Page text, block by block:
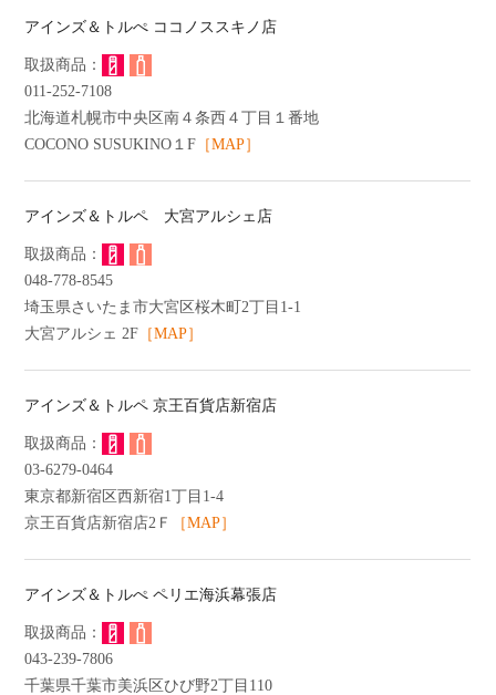
アインズ＆トルぺ ココノススキノ店
011-252-7108
北海道札幌市中央区南４条西４丁目１番地
COCONO SUSUKINO１F ［MAP］
アインズ＆トルペ 大宮アルシェ店
048-778-8545
埼玉県さいたま市大宮区桜木町2丁目1-1
大宮アルシェ 2F ［MAP］
アインズ＆トルペ 京王百貨店新宿店
03-6279-0464
東京都新宿区西新宿1丁目1-4
京王百貨店新宿店2Ｆ
［MAP］
アインズ＆トルぺ ペリエ海浜幕張店
043-239-7806
千葉県千葉市美浜区ひび野2丁目110